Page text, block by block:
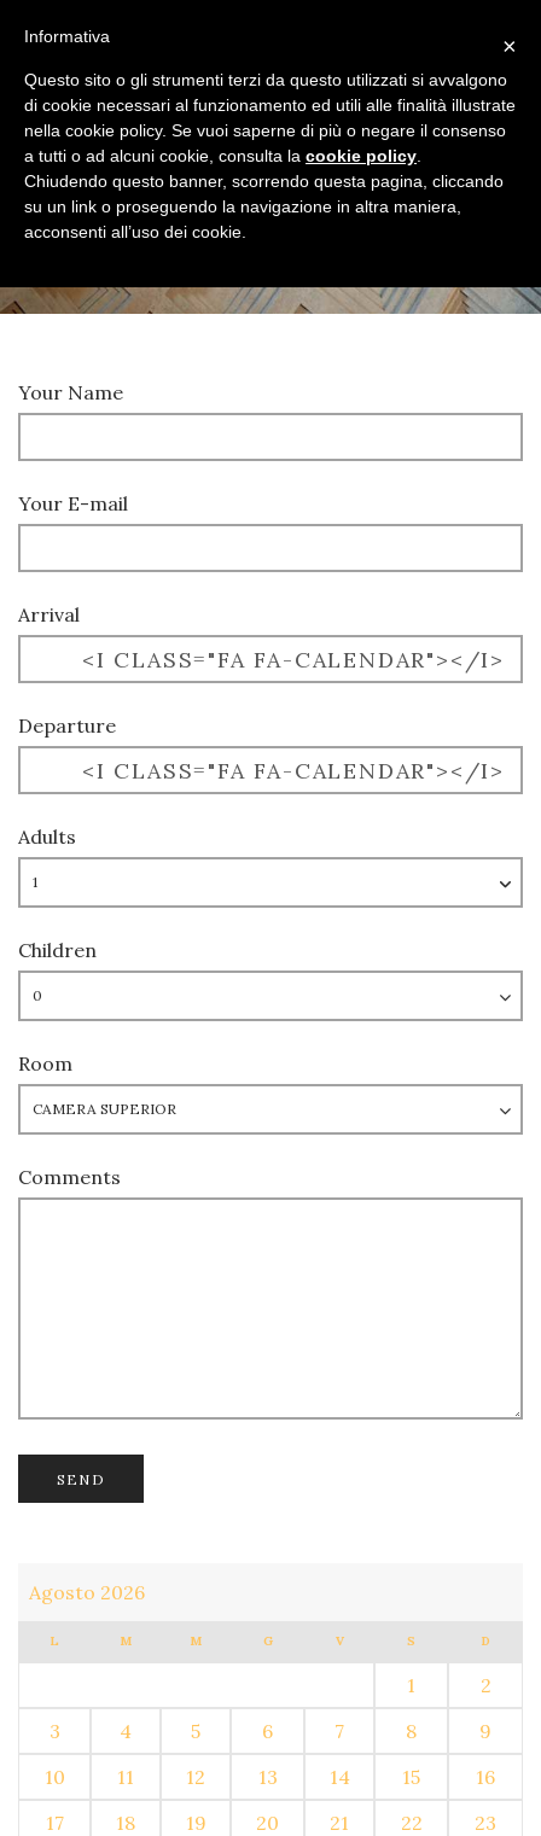
PRENOTA
Your Name
Your E-mail
Arrival
<I CLASS="FA FA-CALENDAR"></I>
Departure
<I CLASS="FA FA-CALENDAR"></I>
Adults
Children
Room
Comments
Agosto 2026
L M M G V S D
1
2
3
4 5 6 7 8
9
10
11 12 13 14 15
16
17
18 19 20 21 22
23
×
Informativa
Questo sito o gli strumenti terzi da questo utilizzati si avvalgono
di cookie necessari al funzionamento ed utili alle finalità illustrate
nella cookie policy. Se vuoi saperne di più o negare il consenso
a tutti o ad alcuni cookie, consulta la cookie policy
Chiudendo questo banner, scorrendo questa pagina, cliccando
su un link o proseguendo la navigazione in altra maniera,
acconsenti all’uso dei cookie.